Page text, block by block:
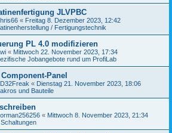
JLVPBC
« Freitag 8. Dezember 2023, 12:42
/ Fertigungstechnik
PL 4.0 modifizieren
« Mittwoch 22. November 2023, 17:34
Jobangebote rund um ProfiLab
Panel
« Dienstag 21. November 2023, 18:06
und Bauteile
« Mittwoch 8. November 2023, 21:34